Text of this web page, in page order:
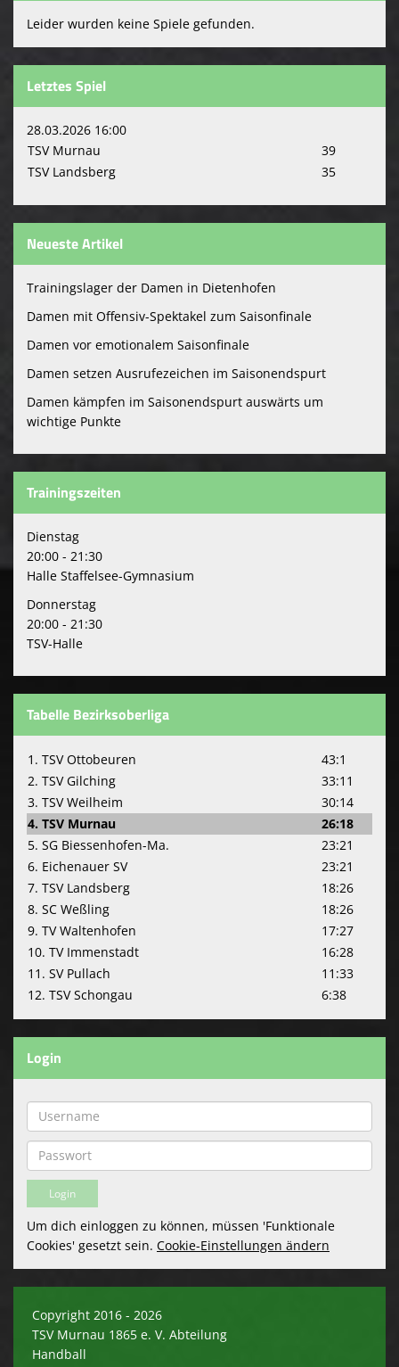
Leider wurden keine Spiele gefunden.
Letztes Spiel
28.03.2026 16:00
TSV Murnau
39
TSV Landsberg
35
Neueste Artikel
Trainingslager der Damen in Dietenhofen
Damen mit Offensiv-Spektakel zum Saisonfinale
Damen vor emotionalem Saisonfinale
Damen setzen Ausrufezeichen im Saisonendspurt
Damen kämpfen im Saisonendspurt auswärts um
wichtige Punkte
Trainingszeiten
Dienstag
20:00 - 21:30
Halle Staffelsee-Gymnasium
Donnerstag
20:00 - 21:30
TSV-Halle
Tabelle Bezirksoberliga
1. TSV Ottobeuren
43:1
2. TSV Gilching
33:11
3. TSV Weilheim
30:14
4. TSV Murnau
26:18
5. SG Biessenhofen-Ma.
23:21
6. Eichenauer SV
23:21
7. TSV Landsberg
18:26
8. SC Weßling
18:26
9. TV Waltenhofen
17:27
10. TV Immenstadt
16:28
11. SV Pullach
11:33
12. TSV Schongau
6:38
Login
Um dich einloggen zu können, müssen 'Funktionale
Cookies' gesetzt sein. Cookie-Einstellungen ändern
Copyright 2016 - 2026
TSV Murnau 1865 e. V. Abteilung
Handball